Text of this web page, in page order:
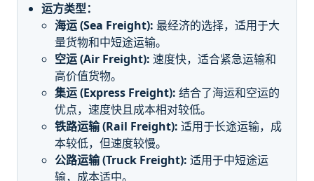
运方类型：
海运 (Sea Freight): 最经济的选择，适用于大
量货物和中短途运输。
空运 (Air Freight): 速度快，适合紧急运输和
高价值货物。
集运 (Express Freight): 结合了海运和空运的
优点，速度快且成本相对较低。
铁路运输 (Rail Freight): 适用于长途运输，成
本较低，但速度较慢。
公路运输 (Truck Freight): 适用于中短途运
输，成本适中。